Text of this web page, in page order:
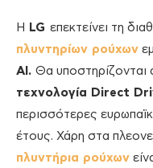
Η LG επεκτείνει τη
πλυντηρίων ρούχων
AI. Θα υποστηρίζονται
τεχνολογία Direct
περισσότερες
έτους. Χάρη στα
πλυντήρια ρούχων